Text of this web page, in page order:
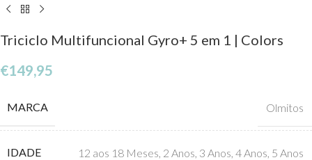
Triciclo Multifuncional Gyro+ 5 em 1 | Colors
€149,95
MARCA Olmitos
IDADE 12 aos 18 Meses 2 Anos 3 Anos 4 Anos 5 Anos